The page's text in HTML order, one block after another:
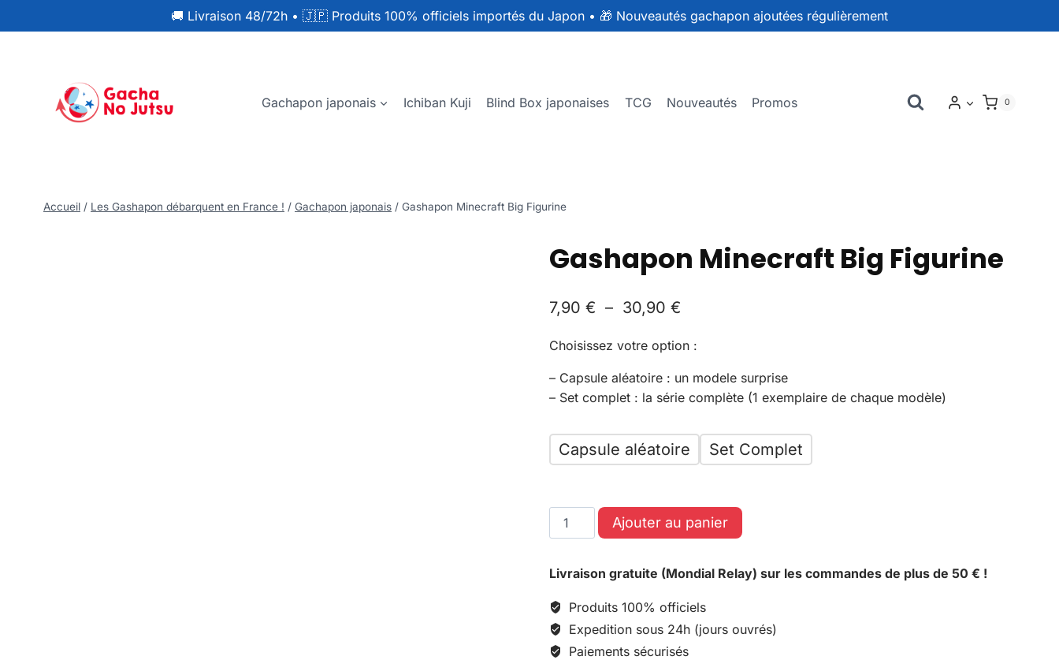
🚚 Livraison 48/72h • 🇯🇵 Produits 100% officiels importés du Japon • 🎁 Nouveautés gachapon ajoutées régulièrement
Gachapon japonais Ichiban Kuji Blind Box japonaises TCG Nouveautés Promos 0
Accueil / Les Gashapon débarquent en France ! / Gachapon japonais / Gashapon Minecraft Big Figurine
Gashapon Minecraft Big Figurine
7,90 € – 30,90 €
Choisissez votre option :
– Capsule aléatoire : un modele surprise
– Set complet : la série complète (1 exemplaire de chaque modèle)
Capsule aléatoire Set Complet
Ajouter au panier
Livraison gratuite (Mondial Relay) sur les commandes de plus de 50 € !
Produits 100% officiels
Expedition sous 24h (jours ouvrés)
Paiements sécurisés